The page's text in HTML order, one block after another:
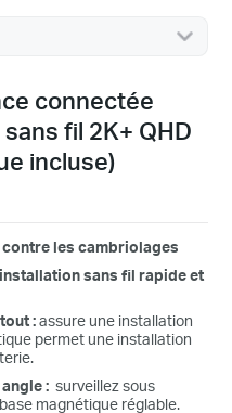
connectée
fil 2K+ QHD
incluse)
les cambriolages
sans fil rapide et
:assure une installation
permet une installation
: surveillez sous
magnétique réglable.